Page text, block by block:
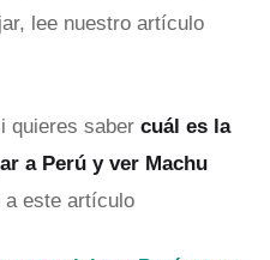
lee nuestro artículo
quieres saber cuál es la
a Perú y ver Machu
a este artículo